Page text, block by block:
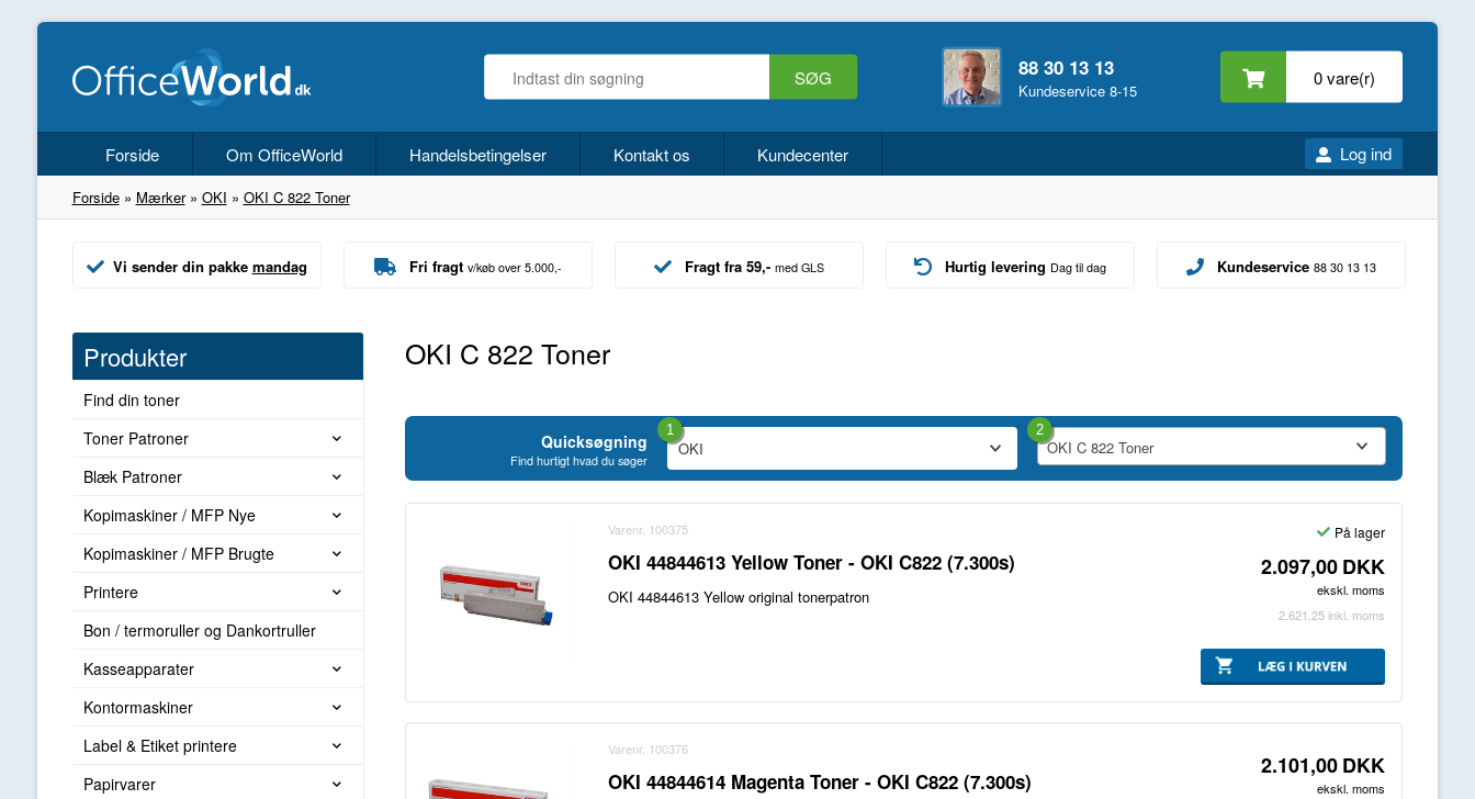
0 vare(r)
88 30 13 13
Kundeservice 8-15
Forside Om OfficeWorld Handelsbetingelser Kontakt os Kundecenter Log ind
Forside» Mærker» OKI » OKI C 822 Toner
Vi sender din pakke mandag Fri fragt v/køb over 5.000,- Fragt fra 59,- med GLS Hurtig levering Dag til dag Kundeservice 88 30 13 13
Produkter
Find din toner
Toner Patroner
Blæk Patroner
Kopimaskiner / MFP Nye
Kopimaskiner / MFP Brugte
Printere
Bon / termoruller og Dankortruller
Kasseapparater
Kontormaskiner
Label & Etiket printere
Papirvarer
OKI C 822 Toner
Quicksøgning
Find hurtigt hvad du søger
1
OKI C 822 Toner
2
Varenr. 100375
OKI 44844613 Yellow Toner - OKI C822 (7.300s)
OKI 44844613 Yellow original tonerpatron
På lager
2.097,00DKK
ekskl. moms
2.621,25 inkl. moms
Varenr. 100376
OKI 44844614 Magenta Toner - OKI C822 (7.300s)
2.101,00DKK
ekskl. moms